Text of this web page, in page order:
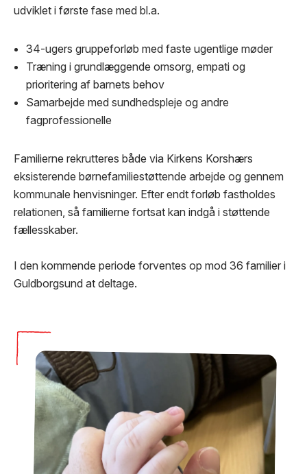
udviklet i første fase med bl.a.
34-ugers gruppeforløb med faste ugentlige møder
Træning i grundlæggende omsorg, empati og
prioritering af barnets behov
Samarbejde med sundhedspleje og andre
fagprofessionelle
Familierne rekrutteres både via Kirkens Korshærs
eksisterende børnefamiliestøttende arbejde og gennem
kommunale henvisninger. Efter endt forløb fastholdes
relationen, så familierne fortsat kan indgå i støttende
fællesskaber.
I den kommende periode forventes op mod 36 familier i
Guldborgsund at deltage.